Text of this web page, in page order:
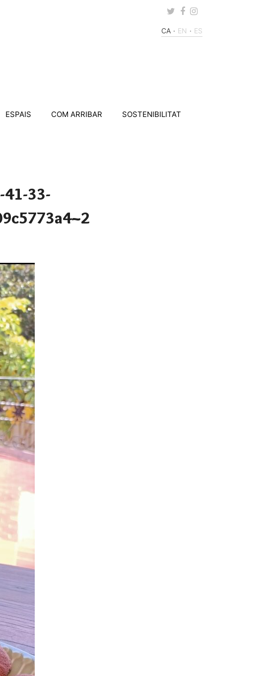
Twitter
Facebook
Instagram
CA EN ES
ESPAIS COM ARRIBAR SOSTENIBILITAT
41-33-